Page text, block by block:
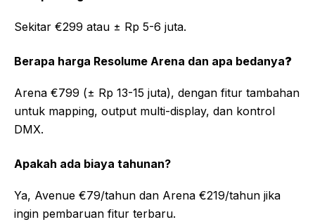
Sekitar €299 atau ± Rp 5-6 juta.
Berapa harga Resolume Arena dan apa bedanya?
Arena €799 (± Rp 13-15 juta), dengan fitur tambahan
untuk mapping, output multi-display, dan kontrol
DMX.
Apakah ada biaya tahunan?
Ya, Avenue €79/tahun dan Arena €219/tahun jika
ingin pembaruan fitur terbaru.